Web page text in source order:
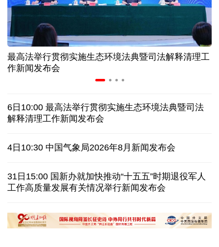
小球赛撬动大消费 体育赛事激活城市发展新动能
“电影+文旅”深度融合 光影经济撬动暑期消费新蓝海
俄黑客称获取北约直接参与袭击俄领土证据
全球媒体聚焦︱外媒：美国劳动力市场正在走弱
美国筑起AI墙：激化国内对立 却堵不住中国AI热
我国学者发现银河系外围气体盘呈现波纹状褶皱结构
最高法举行贯彻实施生态环境法典暨司法解释清理工
作新闻发布会
6日10:00 最高法举行贯彻实施生态环境法典暨司法
解释清理工作新闻发布会
4日10:30 中国气象局2026年8月新闻发布会
31日15:00 国新办就加快推动“十五五”时期退役军人
工作高质量发展有关情况举行新闻发布会